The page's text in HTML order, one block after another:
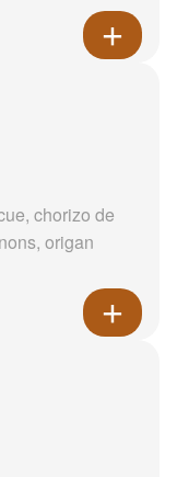
chorizo de
origan